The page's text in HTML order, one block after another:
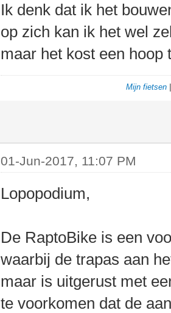
Ik denk dat ik het
op zich kan ik het wel
maar het kost een hoop
Mijn fietsen
01-Jun-2017, 11:07 PM
Lopopodium,
De RaptoBike is een
waarbij de trapas aan
maar is uitgerust met
te voorkomen dat de